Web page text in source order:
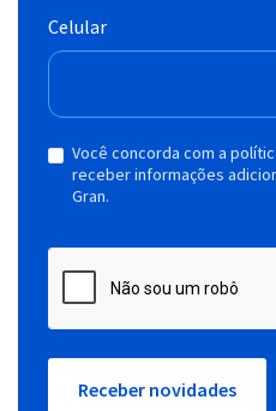
Celular
Você concorda com a
receber informações
Gran.
Receber novidades